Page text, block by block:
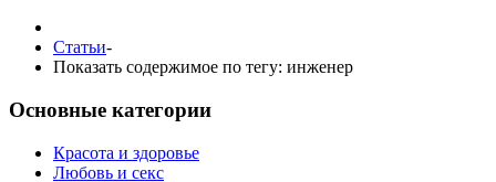
Статьи-
Показать содержимое по тегу: инженер
Основные категории
Красота и здоровье
Любовь и секс